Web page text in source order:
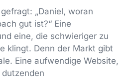
„Daniel, woran
gut ist?“ Eine
eine, die schwieriger zu
klingt. Denn der Markt gibt
Eine aufwendige Website,